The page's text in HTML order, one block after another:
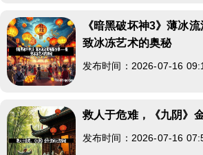
《暗黑破坏神3》薄冰
致冰冻艺术的奥秘
发布时间：2026-07-16
救人于危难，《九阴》
发布时间：2026-07-16